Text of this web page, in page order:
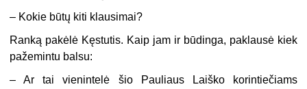
– Kokie būtų kiti klausimai?
Ranką pakėlė Kęstutis. Kaip jam ir būdinga, paklausė kiek
pažemintu balsu:
– Ar tai vienintelė šio Pauliaus Laiško korintiečiams